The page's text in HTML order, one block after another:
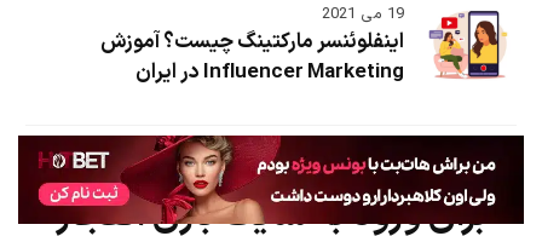
19 می 2021
اینفلوئنسر مارکتینگ چیست؟ آموزش
Influencer Marketing در ایران
بازی انفجار
برای ورود به سایت بازی انفجار